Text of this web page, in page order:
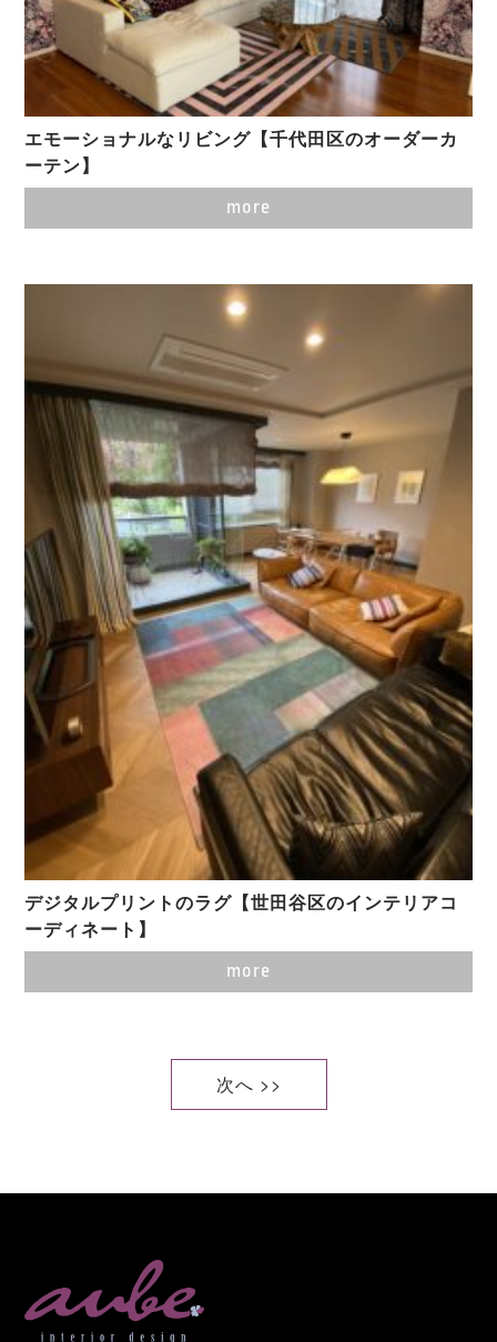
エモーショナルなリビング【千代田区のオーダーカ
ーテン】
more
デジタルプリントのラグ【世田谷区のインテリアコ
ーディネート】
more
次へ >>